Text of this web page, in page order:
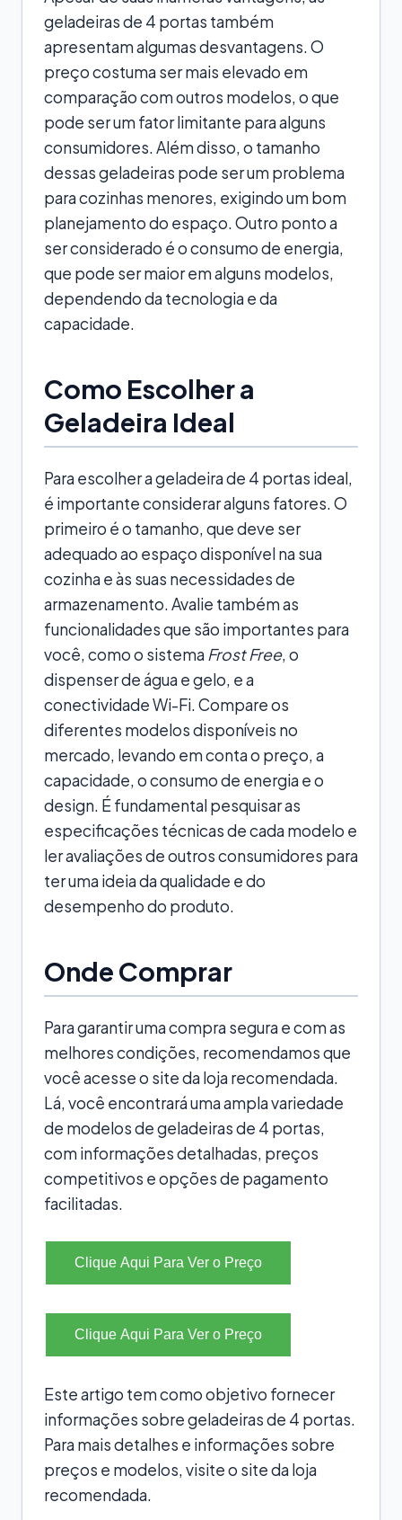
geladeiras de 4 portas também
apresentam algumas desvantagens. O
preço costuma ser mais elevado em
comparação com outros modelos, o que
pode ser um fator limitante para alguns
consumidores. Além disso, o tamanho
dessas geladeiras pode ser um problema
para cozinhas menores, exigindo um bom
planejamento do espaço. Outro ponto a
ser considerado é o consumo de energia,
que pode ser maior em alguns modelos,
dependendo da tecnologia e da
capacidade.
Como Escolher a
Geladeira Ideal
Para escolher a geladeira de 4 portas ideal,
é importante considerar alguns fatores. O
primeiro é o tamanho, que deve ser
adequado ao espaço disponível na sua
cozinha e às suas necessidades de
armazenamento. Avalie também as
funcionalidades que são importantes para
você, como o sistema Frost Free, o
dispenser de água e gelo, e a
conectividade Wi-Fi. Compare os
diferentes modelos disponíveis no
mercado, levando em conta o preço, a
capacidade, o consumo de energia e o
design. É fundamental pesquisar as
especificações técnicas de cada modelo e
ler avaliações de outros consumidores para
ter uma ideia da qualidade e do
desempenho do produto.
Onde Comprar
Para garantir uma compra segura e com as
melhores condições, recomendamos que
você acesse o site da loja recomendada.
Lá, você encontrará uma ampla variedade
de modelos de geladeiras de 4 portas,
com informações detalhadas, preços
competitivos e opções de pagamento
facilitadas.
Clique Aqui Para Ver o Preço
Clique Aqui Para Ver o Preço
Este artigo tem como objetivo fornecer
informações sobre geladeiras de 4 portas.
Para mais detalhes e informações sobre
preços e modelos, visite o site da loja
recomendada.